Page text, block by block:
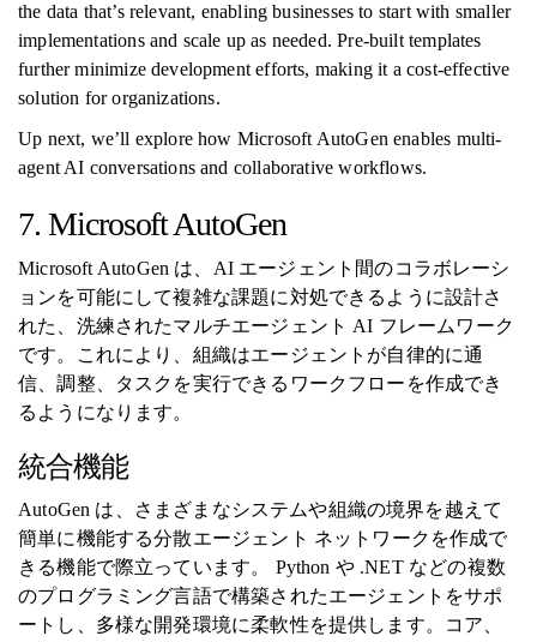
the data that’s relevant, enabling businesses to start with smaller
implementations and scale up as needed. Pre-built templates
further minimize development efforts, making it a cost-effective
solution for organizations.
Up next, we’ll explore how Microsoft AutoGen enables multi-
agent AI conversations and collaborative workflows.
7. Microsoft AutoGen
Microsoft AutoGen は、AI エージェント間のコラボレーシ
ョンを可能にして複雑な課題に対処できるように設計さ
れた、洗練されたマルチエージェント AI フレームワーク
です。これにより、組織はエージェントが自律的に通
信、調整、タスクを実行できるワークフローを作成でき
るようになります。
統合機能
AutoGen は、さまざまなシステムや組織の境界を越えて
簡単に機能する分散エージェント ネットワークを作成で
きる機能で際立っています。 Python や .NET などの複数
のプログラミング言語で構築されたエージェントをサポ
ートし、多様な開発環境に柔軟性を提供します。コア、